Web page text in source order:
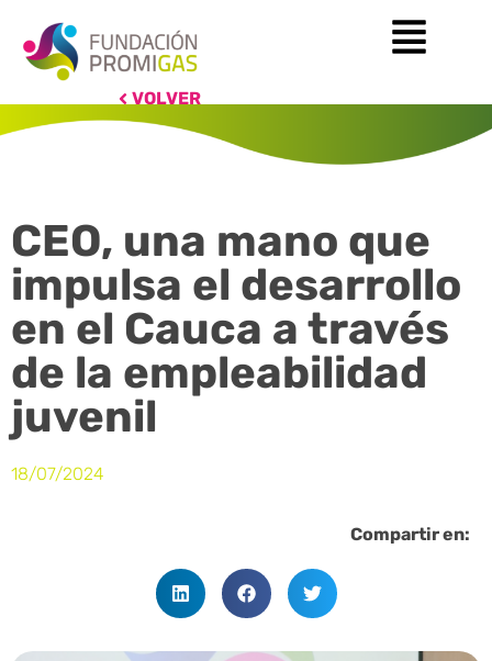
VOLVER
CEO, una mano que
impulsa el desarrollo
en el Cauca a través
de la empleabilidad
juvenil
18/07/2024
Compartir en: